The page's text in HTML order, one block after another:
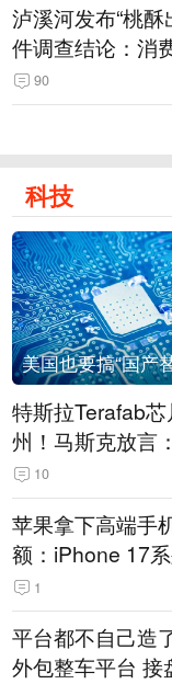
泸溪河发布“桃
件调查结论：消
频情况不属实
90
科技
特斯拉Terafab
州！马斯克放言
回美国
10
苹果拿下高端手
额：iPhone 17
1
平台都不自己造
外包整车平台 接